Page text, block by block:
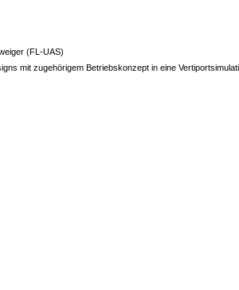
(FL-UAS)
mit zugehörigem Betriebskonzept in eine